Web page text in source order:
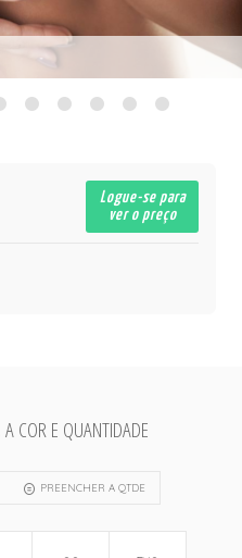
Logue-se para
ver o preço
COR E QUANTIDADE
PREENCHER A QTDE